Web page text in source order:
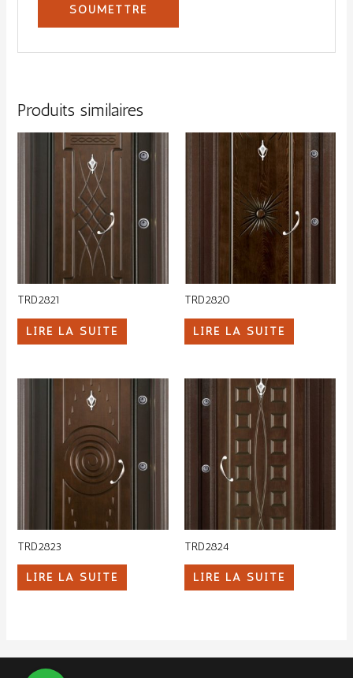
Produits similaires
TRD2821
LIRE LA SUITE
TRD2820
LIRE LA SUITE
TRD2823
LIRE LA SUITE
TRD2824
LIRE LA SUITE